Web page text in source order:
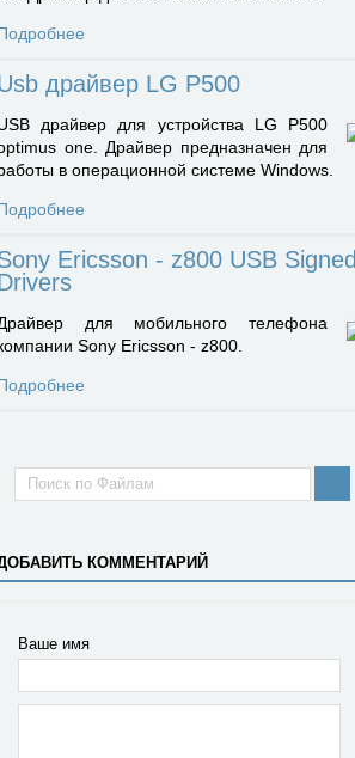
драйвер LG P500
драйвер для устройства LG P500
one. Драйвер предназначен для
в операционной системе Windows.
Ericsson - z800 USB Signed
для мобильного телефона
Sony Ericsson - z800.
КОММЕНТАРИЙ
Ваше имя